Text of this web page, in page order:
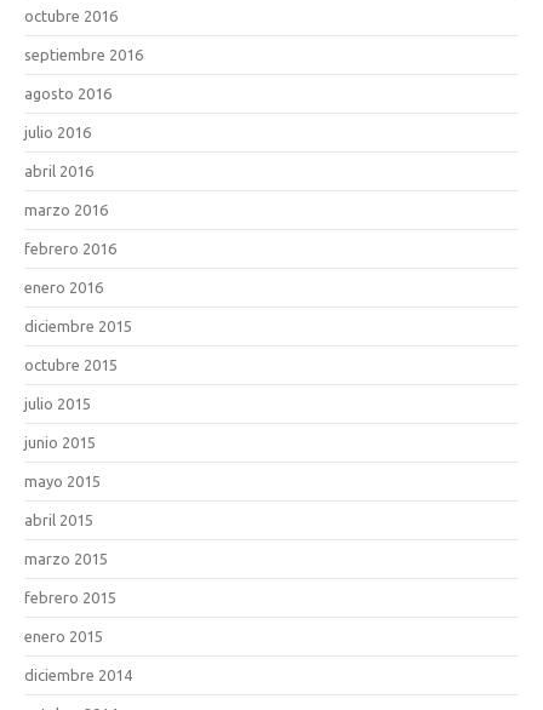
octubre 2016
septiembre 2016
agosto 2016
julio 2016
abril 2016
marzo 2016
febrero 2016
enero 2016
diciembre 2015
octubre 2015
julio 2015
junio 2015
mayo 2015
abril 2015
marzo 2015
febrero 2015
enero 2015
diciembre 2014